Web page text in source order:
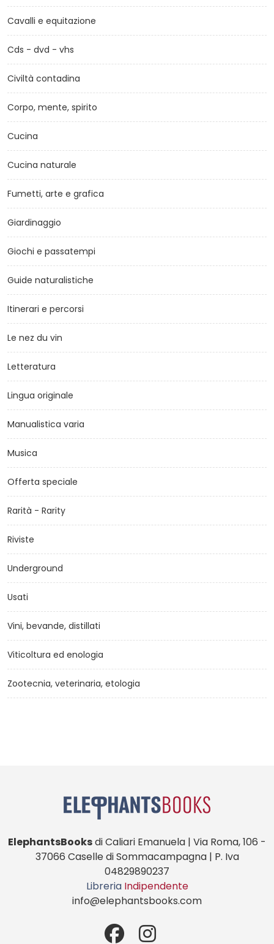
Cavalli e equitazione
Cds - dvd - vhs
Civiltà contadina
Corpo, mente, spirito
Cucina
Cucina naturale
Fumetti, arte e grafica
Giardinaggio
Giochi e passatempi
Guide naturalistiche
Itinerari e percorsi
Le nez du vin
Letteratura
Lingua originale
Manualistica varia
Musica
Offerta speciale
Rarità - Rarity
Riviste
Underground
Usati
Vini, bevande, distillati
Viticoltura ed enologia
Zootecnia, veterinaria, etologia
ElephantsBooksdi Caliari Emanuela | Via Roma, 106 -
37066 Caselle di Sommacampagna | P. Iva
04829890237
Libreria Indipendente
info@elephantsbooks.com